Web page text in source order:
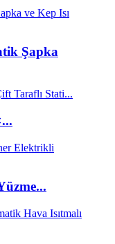
Şapka